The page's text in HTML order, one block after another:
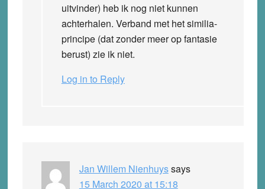
uitvinder) heb ik nog niet kunnen
achterhalen. Verband met het similia-
principe (dat zonder meer op fantasie
berust) zie ik niet.
Log in to Reply
Jan Willem Nienhuyssays
15 March 2020 at 15:18